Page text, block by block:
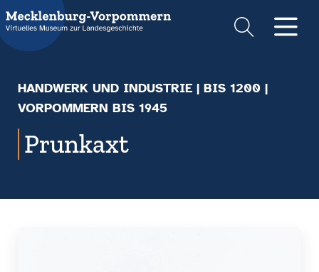
Suche
HANDWERK UND INDUSTRIE | BIS 1200 |
VORPOMMERN BIS 1945
Prunkaxt